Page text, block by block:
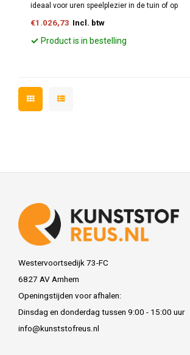
ideaal voor uren speelplezier in de tuin of op
duurzaam ontwerp biedt deze zandbak een
veilige en comfortabele speelomgeving.
€1.026,73 Incl. btw
Product is in bestelling
Westervoortsedijk 73-FC
6827 AV Arnhem
Openingstijden voor afhalen:
Dinsdag en donderdag tussen 9:00 - 15:00 uur
info@kunststofreus.nl